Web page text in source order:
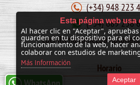
(+34) 948 223
(+34) 689 256
Horario
Esta página web usa
Al hacer clic en "Aceptar",
guarden en tu dispositivo para el
funcionamiento de la web, hacer
colaborar con estudios de
Más Información
Aceptar